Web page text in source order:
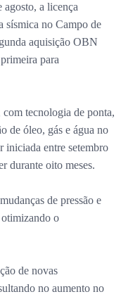
agosto, a licença
sísmica no Campo de
aquisição OBN
para
tecnologia de ponta,
de óleo, gás e água no
iniciada entre setembro
durante oito meses.
de pressão e
o
de novas
no aumento no